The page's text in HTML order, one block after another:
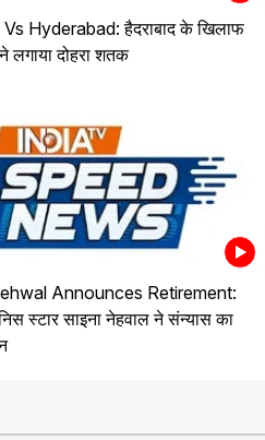
Hyderabad: हैदराबाद के खिलाफ
लगाया दोहरा शतक
Announces Retirement:
स्टार साइना नेहवाल ने संन्यास का